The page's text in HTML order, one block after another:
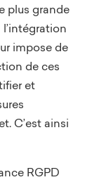
plus grande
impose de
de ces
et
C’est ainsi
RGPD